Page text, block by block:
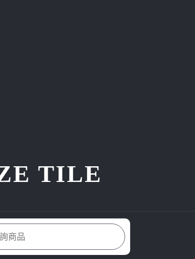
TILE